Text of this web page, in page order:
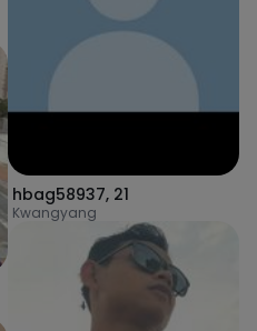
hbag58937, 21
Kwangyang